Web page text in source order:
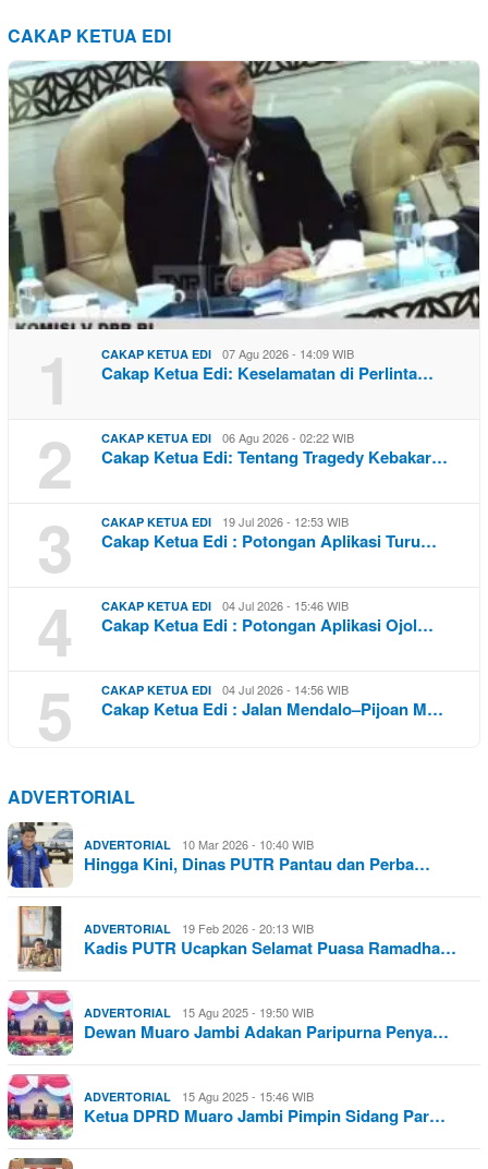
CAKAP KETUA EDI
1 CAKAP KETUA EDI 07 Agu 2026 - 14:09 WIB
Cakap Ketua Edi: Keselamatan di Perlinta…
2 CAKAP KETUA EDI 06 Agu 2026 - 02:22 WIB
Cakap Ketua Edi: Tentang Tragedy Kebakar…
3 CAKAP KETUA EDI 19 Jul 2026 - 12:53 WIB
Cakap Ketua Edi : Potongan Aplikasi Turu…
4 CAKAP KETUA EDI 04 Jul 2026 - 15:46 WIB
Cakap Ketua Edi : Potongan Aplikasi Ojol…
5 CAKAP KETUA EDI 04 Jul 2026 - 14:56 WIB
Cakap Ketua Edi : Jalan Mendalo–Pijoan M…
ADVERTORIAL
ADVERTORIAL 10 Mar 2026 - 10:40 WIB
Hingga Kini, Dinas PUTR Pantau dan Perba…
ADVERTORIAL 19 Feb 2026 - 20:13 WIB
Kadis PUTR Ucapkan Selamat Puasa Ramadha…
ADVERTORIAL 15 Agu 2025 - 19:50 WIB
Dewan Muaro Jambi Adakan Paripurna Penya…
ADVERTORIAL 15 Agu 2025 - 15:46 WIB
Ketua DPRD Muaro Jambi Pimpin Sidang Par…